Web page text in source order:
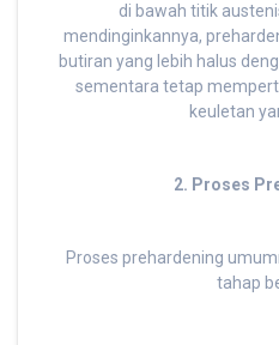
di bawah titik
mendinginkannya,
butiran yang lebih halus
sementara tetap
keuletan
2. Proses
Proses prehardening
tahap